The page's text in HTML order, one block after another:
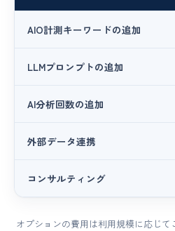
AIO計測キーワードの追加
LLMプロンプトの追加
AI分析回数の追加
外部データ連携
コンサルティング
オプションの費用は利用規模に応じ